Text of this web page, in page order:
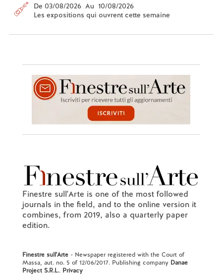
De 03/08/2026 Au 10/08/2026
Les expositions qui ouvrent cette semaine
Finestre sull'Arte is one of the most followed
journals in the field, and to the online version it
combines, from 2019, also a quarterly paper
edition.
Finestre sull'Arte- Newspaper registered with the Court of
Massa, aut. no. 5 of 12/06/2017. Publishing company Danae
Project S.R.L.. Privacy